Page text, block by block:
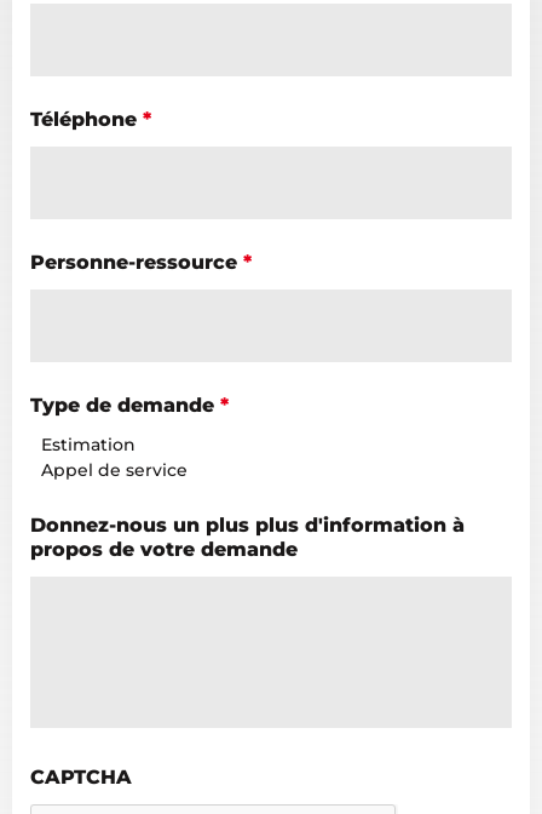
Téléphone *
Personne-ressource *
Type de demande *
Estimation
Appel de service
Donnez-nous un plus plus d'information à
propos de votre demande
CAPTCHA